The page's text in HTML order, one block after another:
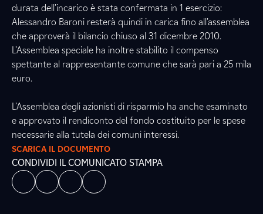
durata dell’incarico è stata confermata in 1 esercizio:
Alessandro Baroni resterà quindi in carica fino all’assemblea
che approverà il bilancio chiuso al 31 dicembre 2010.
L’Assemblea speciale ha inoltre stabilito il compenso
spettante al rappresentante comune che sarà pari a 25 mila
euro.
L’Assemblea degli azionisti di risparmio ha anche esaminato
e approvato il rendiconto del fondo costituito per le spese
necessarie alla tutela dei comuni interessi.
SCARICA IL DOCUMENTO
CONDIVIDI IL COMUNICATO STAMPA